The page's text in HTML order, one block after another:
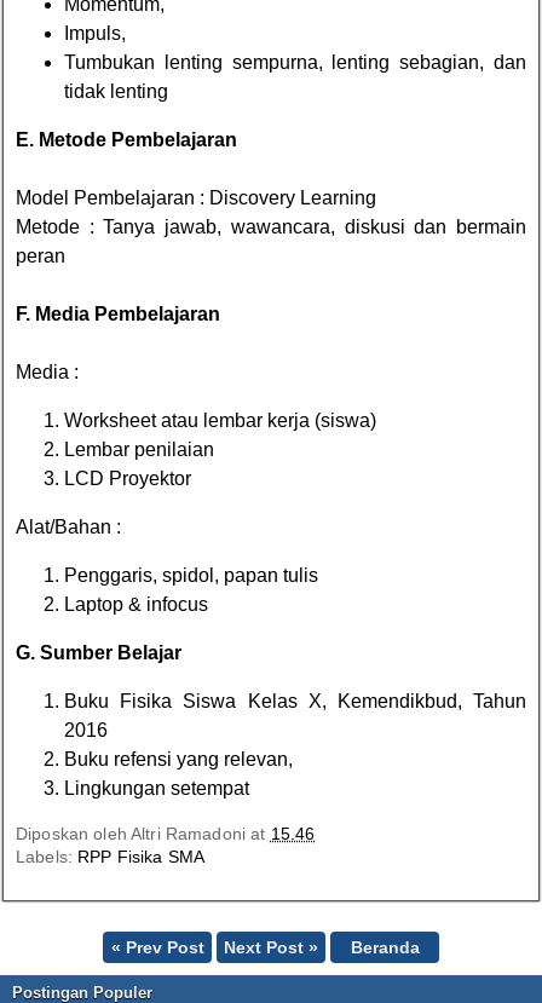
Momentum,
Impuls,
Tumbukan lenting sempurna, lenting sebagian, dan
tidak lenting
E. Metode Pembelajaran
Model Pembelajaran : Discovery Learning
Metode : Tanya jawab, wawancara, diskusi dan bermain
peran
F. Media Pembelajaran
Media :
Worksheet atau lembar kerja (siswa)
Lembar penilaian
LCD Proyektor
Alat/Bahan :
Penggaris, spidol, papan tulis
Laptop & infocus
G. Sumber Belajar
Buku Fisika Siswa Kelas X, Kemendikbud, Tahun
2016
Buku refensi yang relevan,
Lingkungan setempat
Diposkan oleh Altri Ramadoni at 15.46
Labels: RPP Fisika SMA
« Prev Post Next Post » Beranda
Postingan Populer